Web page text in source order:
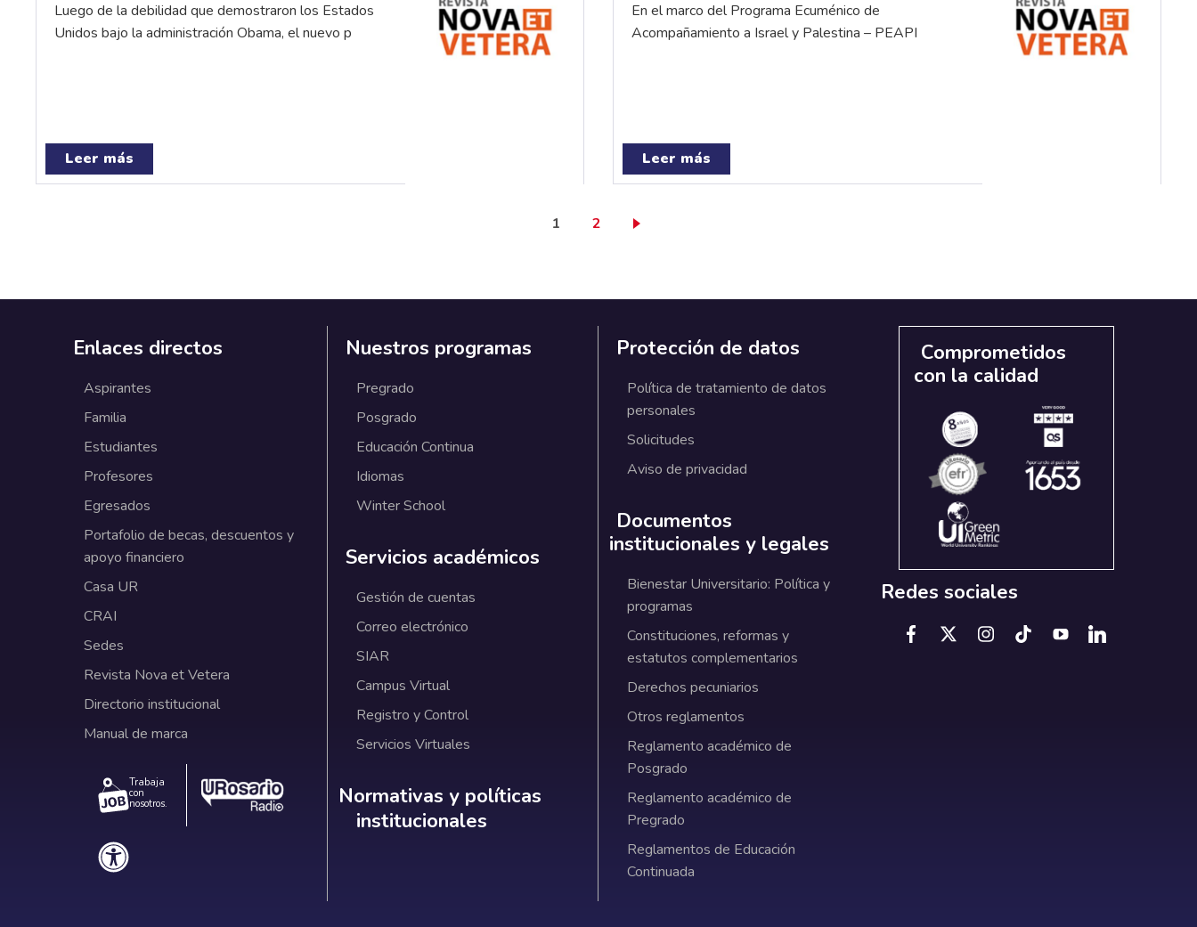
Luego de la debilidad que demostraron los Estados
Unidos bajo la administración Obama, el nuevo p
Leer más
En el marco del Programa Ecuménico de
Acompañamiento a Israel y Palestina – PEAPI
Leer más
Página actual
1 Page
2
Enlaces directos
Aspirantes
Familia
Estudiantes
Profesores
Egresados
Portafolio de becas, descuentos y
apoyo financiero
Casa UR
CRAI
Sedes
Revista Nova et Vetera
Directorio institucional
Manual de marca
Trabaja
con
nosotros.
Nuestros programas
Pregrado
Posgrado
Educación Continua
Idiomas
Winter School
Servicios académicos
Gestión de cuentas
Correo electrónico
SIAR
Campus Virtual
Registro y Control
Servicios Virtuales
Normativas y políticas institucionales
Normativas y políticas
institucionales
Protección de datos
Política de tratamiento de datos
personales
Solicitudes
Aviso de privacidad
Documentos
institucionales y legales
Bienestar Universitario: Política y
programas
Constituciones, reformas y
estatutos complementarios
Derechos pecuniarios
Otros reglamentos
Reglamento académico de
Posgrado
Reglamento académico de
Pregrado
Reglamentos de Educación
Continuada
Comprometidos
con la calidad
Redes sociales